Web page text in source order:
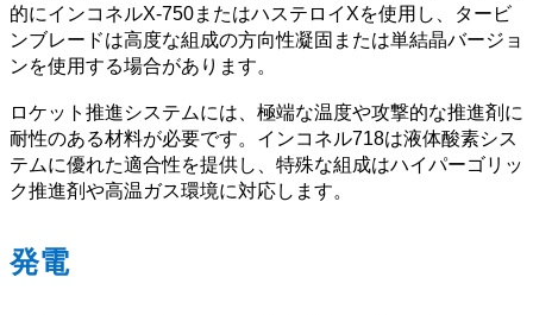
的にインコネルX-750またはハステロイXを使用し、タービ
ンブレードは高度な組成の方向性凝固または単結晶バージョ
ンを使用する場合があります。
ロケット推進システムには、極端な温度や攻撃的な推進剤に
耐性のある材料が必要です。インコネル718は液体酸素シス
テムに優れた適合性を提供し、特殊な組成はハイパーゴリッ
ク推進剤や高温ガス環境に対応します。
発電